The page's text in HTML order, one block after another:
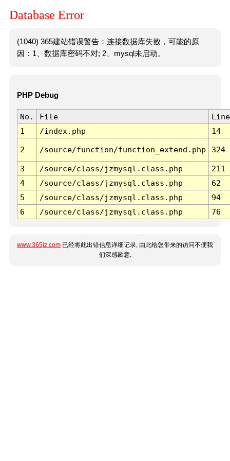
Database Error
(1040) 365建站错误警告：连接数据库失败，可能的原
因：1、数据库密码不对; 2、mysql未启动。
PHP Debug
No. File
Line
1
/index.php 14
2 /source/function/function_extend.php 324
3 /source/class/jzmysql.class.php
211
4
/source/class/jzmysql.class.php
62
5
/source/class/jzmysql.class.php
94
6
/source/class/jzmysql.class.php 76
www.365jz.com 已经将此出错信息详细记录, 由此给您带来的访问不便我
们深感歉意.